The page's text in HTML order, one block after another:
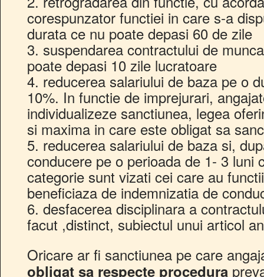
corespunzator functiei in care s-a
durata ce nu poate depasi 60 de zile
3. suspendarea contractului de
poate depasi 10 zile lucratoare
4. reducerea salariului de baza pe o
10%. In functie de imprejurari,
individualizeze sanctiunea, legea
si maxima in care este obligat sa
5. reducerea salariului de baza si,
conducere pe o perioada de 1- 3 luni
categorie sunt vizati cei care au
beneficiaza de indemnizatia de
6. desfacerea disciplinara a
facut ,distinct, subiectul unui articol
Oricare ar fi sanctiunea pe care
obligat sa respecte procedura